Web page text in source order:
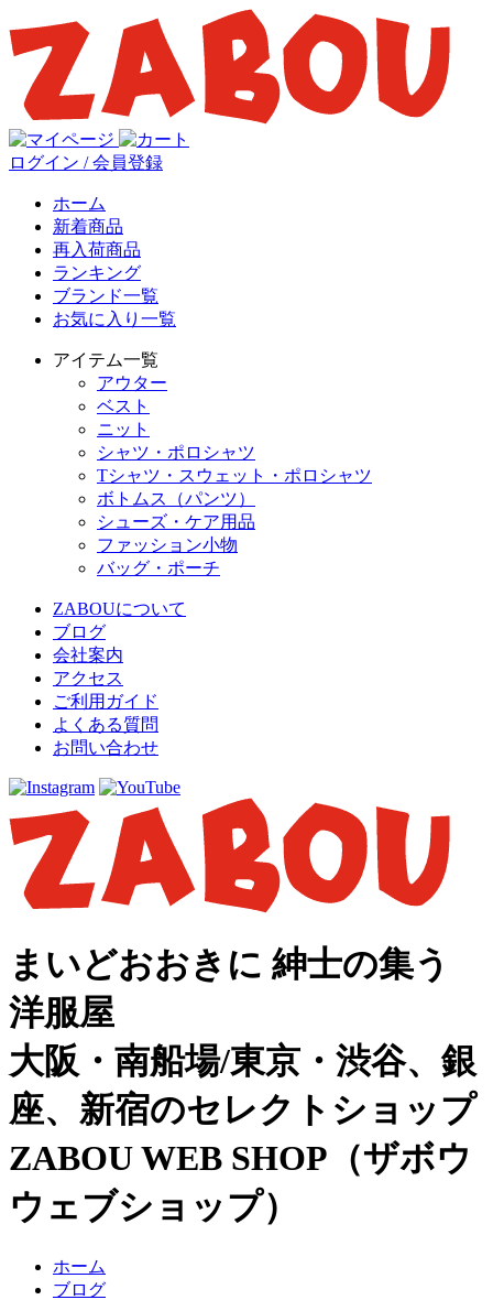
ログイン / 会員登録
ホーム
新着商品
再入荷商品
ランキング
ブランド一覧
お気に入り一覧
アイテム一覧
アウター
ベスト
ニット
シャツ・ポロシャツ
Tシャツ・スウェット・ポロシャツ
ボトムス（パンツ）
シューズ・ケア用品
ファッション小物
バッグ・ポーチ
ZABOUについて
ブログ
会社案内
アクセス
ご利用ガイド
よくある質問
お問い合わせ
まいどおおきに 紳士の集う
洋服屋
大阪・南船場/東京・渋谷、銀
座、新宿のセレクトショップ
ZABOU WEB SHOP（ザボウ
ウェブショップ）
ホーム
ブログ